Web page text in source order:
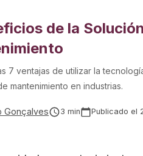
de la
7 ventajas de utilizar la
mantenimiento en industrias.
Gonçalves 3 min Publicado el